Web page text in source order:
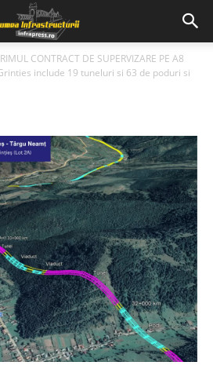
CONTRACT DE SUPERVIZARE PE A8
include 19 tuneluri si 63 de poduri si